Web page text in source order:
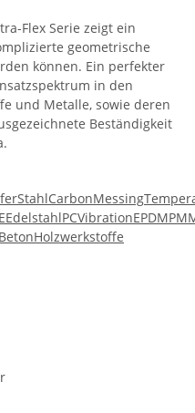
Flex Serie zeigt ein
geometrische
können. Ein perfekter
in den
und Metalle, sowie deren
Beständigkeit
StahlCarbonMessing
EdelstahlPCVibrationEPDM
BetonHolzwerkstoffe